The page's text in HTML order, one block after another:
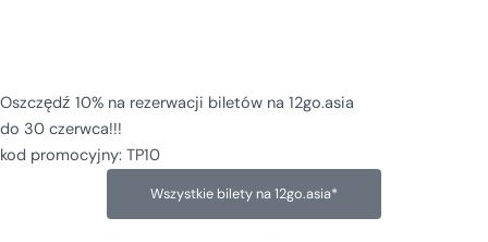
Oszczędź 10% na rezerwacji biletów na 12go.asia
do 30 czerwca!!!
kod promocyjny: TP10
Wszystkie bilety na 12go.asia*